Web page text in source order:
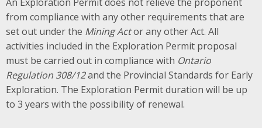
from compliance with any other requirements that are
set out under the Mining Actor any other Act. All
activities included in the Exploration Permit proposal
must be carried out in compliance with Ontario
Regulation 308/12and the Provincial Standards for Early
Exploration. The Exploration Permit duration will be up
to 3 years with the possibility of renewal.